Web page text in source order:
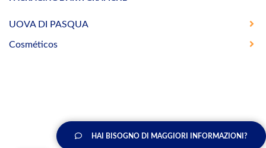
UOVA DI PASQUA
Cosméticos
HAI BISOGNO DI MAGGIORI INFORMAZIONI?